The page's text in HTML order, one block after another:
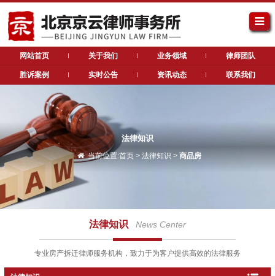
网站首页 关于我们 业务领域 律师团队
胜诉案例 实时公告 资讯动态 联系我们
法律知识
当前位置:首页> 法律知识 > 商品房
法律知识 News Center
专业房产拆迁律师服务机构，致力于为客户提供高效的法律服务